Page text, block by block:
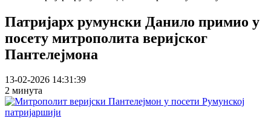
Патријарх румунски Данило примио у
посету митрополита веријског
Пантелејмона
13-02-2026 14:31:39
2 минута